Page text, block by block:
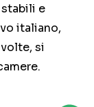
e
italiano,
si